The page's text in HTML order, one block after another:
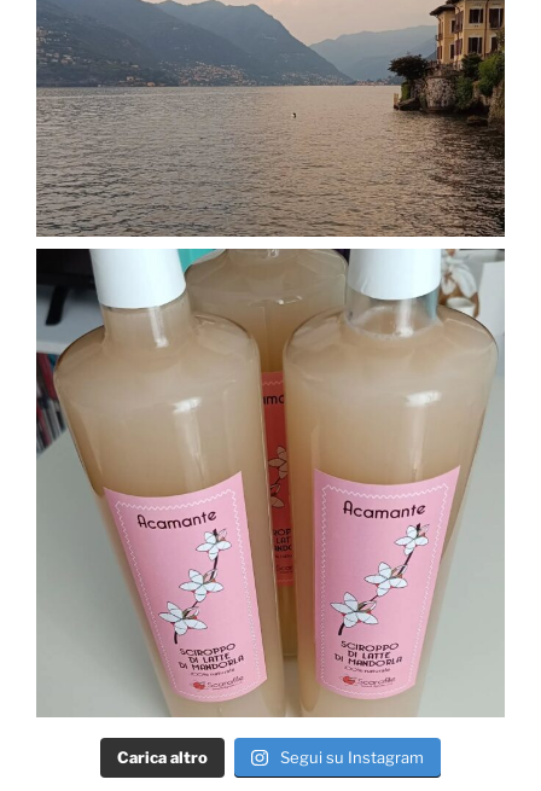
Carica altro Segui su Instagram